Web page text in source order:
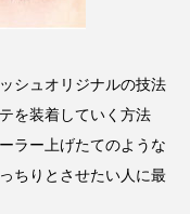
ュニケーション
シュオリジナルの技法
を装着していく方法
ラー上げたてのような
ちりとさせたい人に最